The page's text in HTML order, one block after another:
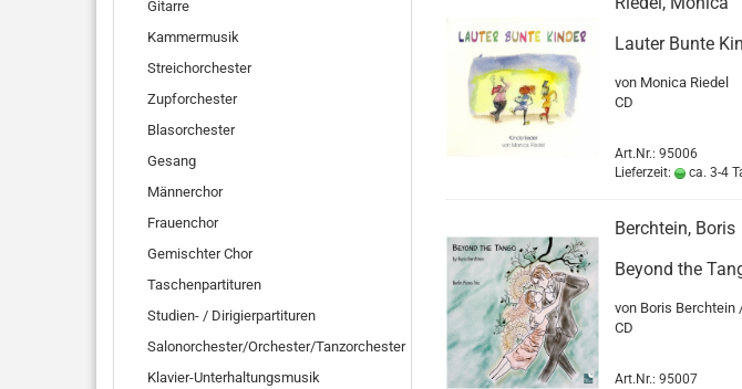
Lauter Bunte
von Monica Riedel
CD
Art.Nr.: 95006
Lieferzeit:
ca. 3-4
Berchtein, Boris
Beyond the
von Boris Berchtein
CD
Art.Nr.: 95007
Gitarre
Kammermusik
Streichorchester
Zupforchester
Blasorchester
Gesang
Männerchor
Frauenchor
Gemischter Chor
Taschenpartituren
Studien- / Dirigierpartituren
Salonorchester/Orchester/Tanzorchester
Klavier-Unterhaltungsmusik